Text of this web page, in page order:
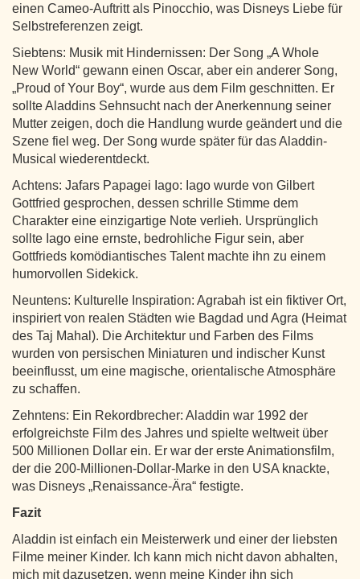
einen Cameo-Auftritt als Pinocchio, was Disneys Liebe für
Selbstreferenzen zeigt.
Siebtens: Musik mit Hindernissen: Der Song „A Whole
New World“ gewann einen Oscar, aber ein anderer Song,
„Proud of Your Boy“, wurde aus dem Film geschnitten. Er
sollte Aladdins Sehnsucht nach der Anerkennung seiner
Mutter zeigen, doch die Handlung wurde geändert und die
Szene fiel weg. Der Song wurde später für das Aladdin-
Musical wiederentdeckt.
Achtens: Jafars Papagei Iago: Iago wurde von Gilbert
Gottfried gesprochen, dessen schrille Stimme dem
Charakter eine einzigartige Note verlieh. Ursprünglich
sollte Iago eine ernste, bedrohliche Figur sein, aber
Gottfrieds komödiantisches Talent machte ihn zu einem
humorvollen Sidekick.
Neuntens: Kulturelle Inspiration: Agrabah ist ein fiktiver Ort,
inspiriert von realen Städten wie Bagdad und Agra (Heimat
des Taj Mahal). Die Architektur und Farben des Films
wurden von persischen Miniaturen und indischer Kunst
beeinflusst, um eine magische, orientalische Atmosphäre
zu schaffen.
Zehntens: Ein Rekordbrecher: Aladdin war 1992 der
erfolgreichste Film des Jahres und spielte weltweit über
500 Millionen Dollar ein. Er war der erste Animationsfilm,
der die 200-Millionen-Dollar-Marke in den USA knackte,
was Disneys „Renaissance-Ära“ festigte.
Fazit
Aladdin ist einfach ein Meisterwerk und einer der liebsten
Filme meiner Kinder. Ich kann mich nicht davon abhalten,
mich mit dazusetzen, wenn meine Kinder ihn sich